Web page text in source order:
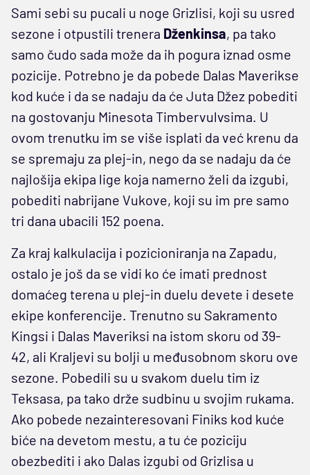
Sami sebi su pucali u noge Grizlisi, koji su usred
sezone i otpustili trenera Dženkinsa, pa tako
samo čudo sada može da ih pogura iznad osme
pozicije. Potrebno je da pobede Dalas Maverikse
kod kuće i da se nadaju da će Juta Džez pobediti
na gostovanju Minesota Timbervulvsima. U
ovom trenutku im se više isplati da već krenu da
se spremaju za plej-in, nego da se nadaju da će
najlošija ekipa lige koja namerno želi da izgubi,
pobediti nabrijane Vukove, koji su im pre samo
tri dana ubacili 152 poena.
Za kraj kalkulacija i pozicioniranja na Zapadu,
ostalo je još da se vidi ko će imati prednost
domaćeg terena u plej-in duelu devete i desete
ekipe konferencije. Trenutno su Sakramento
Kingsi i Dalas Maveriksi na istom skoru od 39-
42, ali Kraljevi su bolji u međusobnom skoru ove
sezone. Pobedili su u svakom duelu tim iz
Teksasa, pa tako drže sudbinu u svojim rukama.
Ako pobede nezainteresovani Finiks kod kuće
biće na devetom mestu, a tu će poziciju
obezbediti i ako Dalas izgubi od Grizlisa u